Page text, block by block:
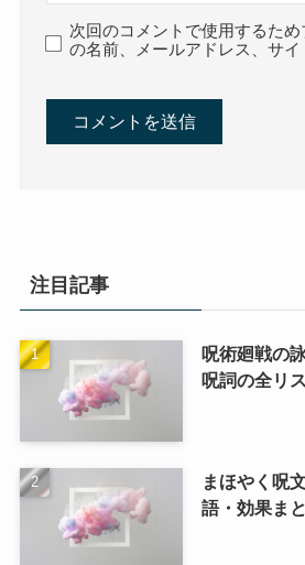
次回のコメントで使用するた
の名前、メールアドレス、サイ
注目記事
呪術廻戦の
呪詞の全リ
まほやく呪
語・効果ま